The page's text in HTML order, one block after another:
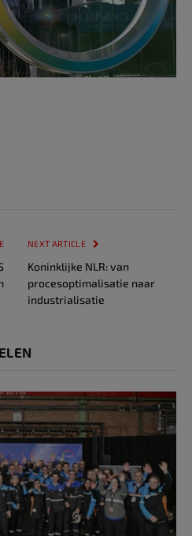
NEXT ARTICLE
Koninklijke NLR: van
procesoptimalisatie naar
industrialisatie